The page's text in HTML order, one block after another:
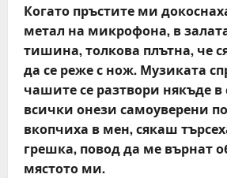
Когато пръстите ми
метал на микрофона, в
тишина, толкова плътна, че
да се реже с нож. Музиката
чашите се разтвори някъде в
всички онези самоуверени
вкопчиха в мен, сякаш
грешка, повод да ме върнат
мястото ми.